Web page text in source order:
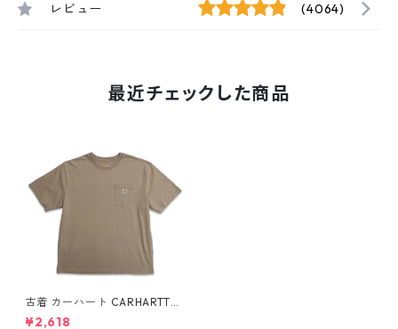
レビュー (4064)
最近チェックした商品
古着 カーハート CARHARTT
ポケットTシャツ ブラウン系
¥2,618